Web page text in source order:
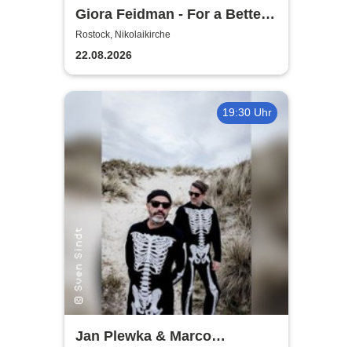
Giora Feidman - For a Better
World
Rostock, Nikolaikirche
22.08.2026
19:30 Uhr
Jan Plewka & Marco